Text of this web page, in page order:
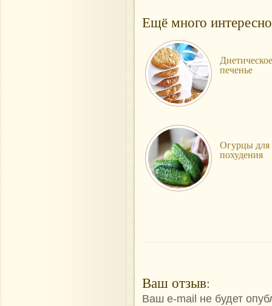
Ещё много
Диетическое
печенье
Огурцы для
похудения
Ваш отзыв:
Ваш e-mail не будет